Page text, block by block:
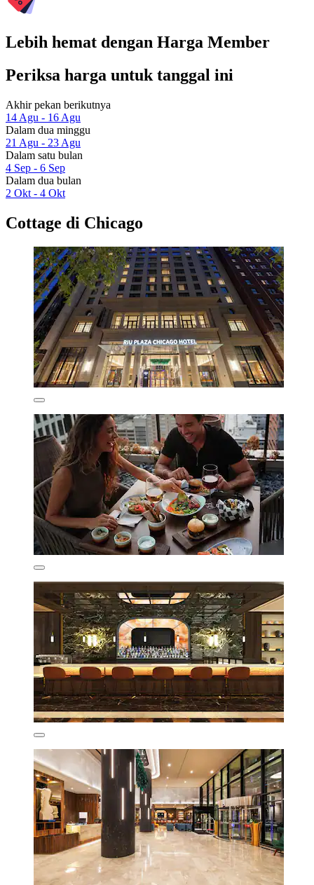
Lebih hemat dengan Harga Member
Periksa harga untuk tanggal ini
Akhir pekan berikutnya
14 Agu - 16 Agu
Dalam dua minggu
21 Agu - 23 Agu
Dalam satu bulan
4 Sep - 6 Sep
Dalam dua bulan
2 Okt - 4 Okt
Cottage di Chicago